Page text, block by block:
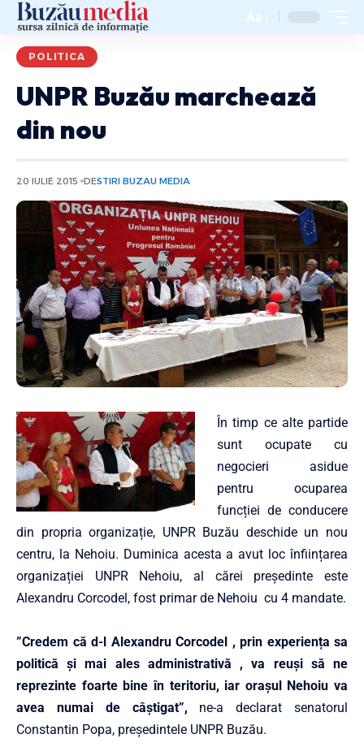
Aa
POLITICA
UNPR Buzău marchează
din nou
20 IULIE 2015 DESTIRI BUZAU MEDIA
În timp ce alte partide
sunt ocupate cu
negocieri asidue
pentru ocuparea
funcției de conducere
din propria organizație, UNPR Buzău deschide un nou
centru, la Nehoiu. Duminica acesta a avut loc înființarea
organizației UNPR Nehoiu, al cărei președinte este
Alexandru Corcodel, fost primar de Nehoiu cu 4 mandate.
”Credem că d-l Alexandru Corcodel , prin experiența sa
politică și mai ales administrativă , va reuși să ne
reprezinte foarte bine în teritoriu, iar orașul Nehoiu va
avea numai de câștigat”, ne-a declarat senatorul
Constantin Popa, președintele UNPR Buzău.